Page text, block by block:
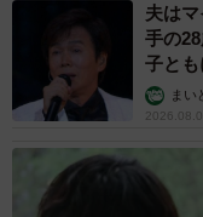
夫は
手の
子と
まい